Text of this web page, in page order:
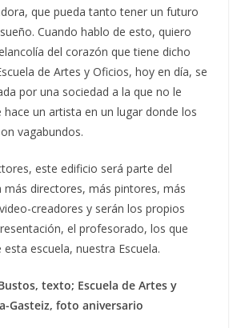
que pueda tanto tener un futuro
Cuando hablo de esto, quiero
del corazón que tiene dicho
de Artes y Oficios, hoy en día, se
por una sociedad a la que no le
un artista en un lugar donde los
vagabundos.
este edificio será parte del
más directores, más pintores, más
creadores y serán los propios
el profesorado, los que
escuela, nuestra Escuela.
texto; Escuela de Artes y
Gasteiz, foto aniversario